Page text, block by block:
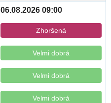
06.08.2026 09:00
Zhoršená
Velmi dobrá
Velmi dobrá
Velmi dobrá